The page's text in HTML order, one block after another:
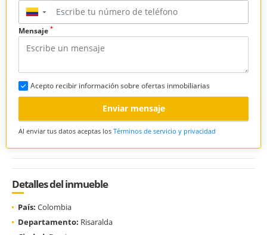
▼
Mensaje *
Acepto recibir información sobre ofertas inmobiliarias
Enviar mensaje
Al enviar tus datos aceptas los Términos de servicio y privacidad
Detalles del inmueble
País: Colombia
Departamento: Risaralda